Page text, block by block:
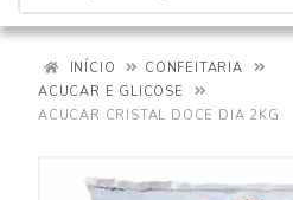
INÍCIO
CONFEITARIA
ACUCAR E GLICOSE
ACUCAR CRISTAL DOCE DIA 2KG